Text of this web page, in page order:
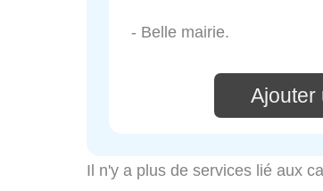
- Belle mairie.
Ajouter
Il n'y a plus de services lié aux